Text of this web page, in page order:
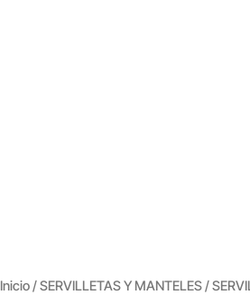
Inicio/SERVILLETAS Y MANTELES/